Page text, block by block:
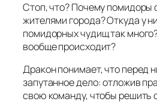
Стоп, что? Почему помидоры
жителями города? Откуда у
помидорных чудищ так
вообще происходит?
Дракон понимает, что перед
запутанное дело: отложив
свою команду, чтобы решить